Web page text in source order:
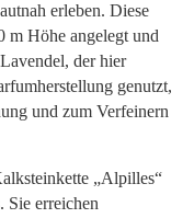
erleben. Diese
m Höhe angelegt und
der hier
genutzt,
und zum Verfeinern
„Alpilles“
erreichen